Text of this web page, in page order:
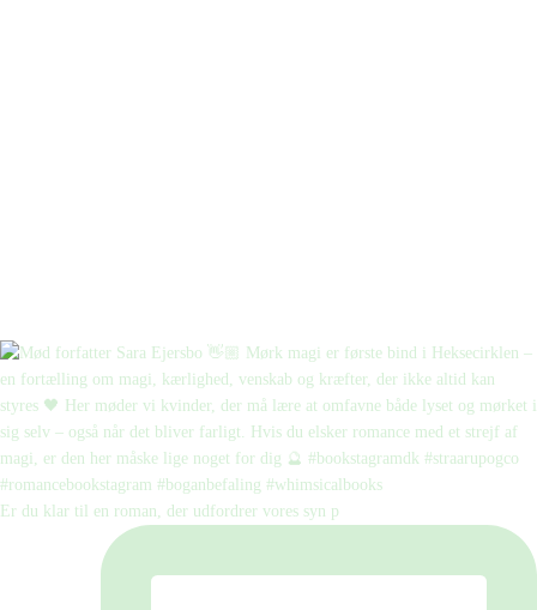
Er du klar til en roman, der udfordrer vores syn p